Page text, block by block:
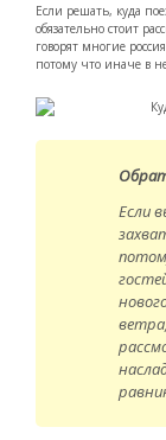
Если решать, куда
обязательно стоит
говорят многие
потому что иначе в
Если